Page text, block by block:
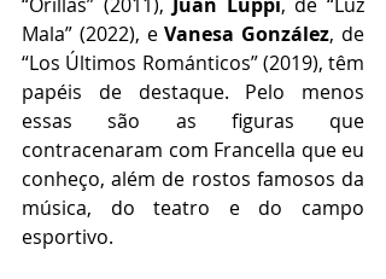
Mala” (2022), e Vanesa González, de
“Los Últimos Románticos” (2019), têm
papéis de destaque. Pelo menos
essas são as figuras que
contracenaram com Francella que eu
conheço, além de rostos famosos da
música, do teatro e do campo
esportivo.